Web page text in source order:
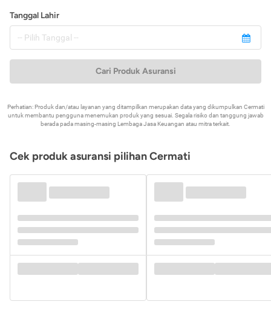
Tanggal Lahir
Cari Produk Asuransi
Perhatian: Produk dan/atau layanan yang ditampilkan merupakan data yang dikumpulkan Cermati
untuk membantu pengguna menemukan produk yang sesuai. Segala risiko dan tanggung jawab
berada pada masing-masing Lembaga Jasa Keuangan atau mitra terkait.
Cek produk asuransi pilihan Cermati